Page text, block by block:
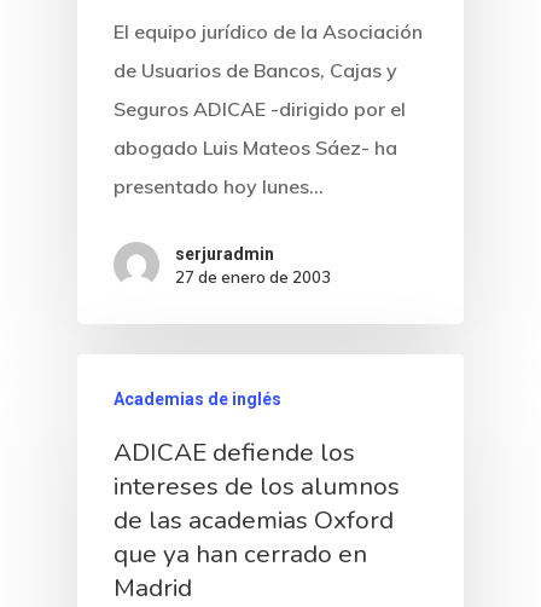
El equipo jurídico de la Asociación
de Usuarios de Bancos, Cajas y
Seguros ADICAE -dirigido por el
abogado Luis Mateos Sáez- ha
presentado hoy lunes…
serjuradmin
27 de enero de 2003
Academias de inglés
ADICAE defiende los
intereses de los alumnos
de las academias Oxford
que ya han cerrado en
Madrid